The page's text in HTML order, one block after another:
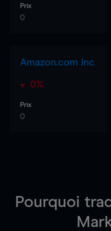
Prix
0
Amazon.com Inc
0%
Prix
0
Pourquoi